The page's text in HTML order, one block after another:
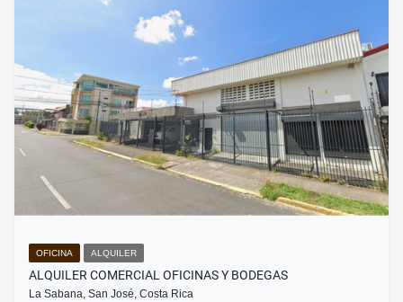
OFICINA ALQUILER
ALQUILER COMERCIAL OFICINAS Y BODEGAS
La Sabana, San José, Costa Rica